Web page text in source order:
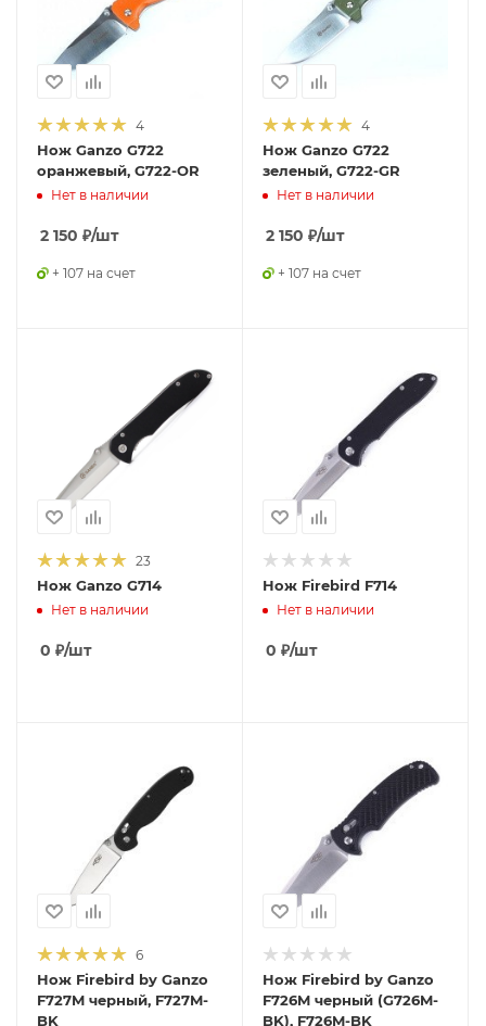
4
Нож Ganzo G722
оранжевый, G722-OR
Нет в наличии
2 150 ₽/шт
+ 107 на счет
4
Нож Ganzo G722
зеленый, G722-GR
Нет в наличии
2 150 ₽/шт
+ 107 на счет
23
Нож Ganzo G714
Нет в наличии
0 ₽/шт
Нож Firebird F714
Нет в наличии
0 ₽/шт
6
Нож Firebird by Ganzo
F727M черный, F727M-
BK
Нож Firebird by Ganzo
F726M черный (G726M-
BK), F726M-BK